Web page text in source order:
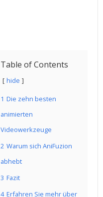
Table of Contents
hide
1 Die zehn besten
animierten
Videowerkzeuge
2 Warum sich AniFuzion
abhebt
3 Fazit
4 Erfahren Sie mehr über